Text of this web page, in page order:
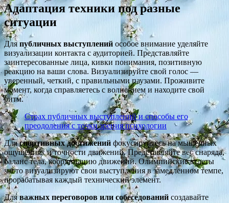
Адаптация техники под разные
ситуации
Дляпубличных выступлений особое внимание уделяйте
визуализации контакта с аудиторией. Представляйте
заинтересованные лица, кивки понимания, позитивную
реакцию на ваши слова. Визуализируйте свой голос —
уверенный, четкий, с правильными паузами. Проживите
момент, когда справляетесь с волнением и находите свой
ритм.
Страх публичных выступлений и способы его
преодоления с точки зрения психологии
Дляспортивных достижений фокусируйтесь на мышечных
ощущениях и точности движений. Представляйте вес снаряда,
баланс тела, координацию движений. Олимпийские атлеты
часто визуализируют свои выступления в замедленном темпе,
прорабатывая каждый технический элемент.
Дляважных переговоров или собеседований создавайте